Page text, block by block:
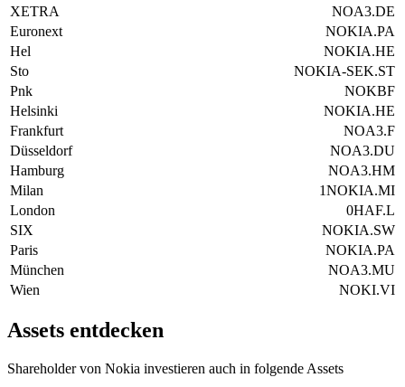
XETRA
NOA3.DE
Euronext
NOKIA.PA
Hel
NOKIA.HE
Sto
NOKIA-SEK.ST
Pnk
NOKBF
Helsinki
NOKIA.HE
Frankfurt
NOA3.F
Düsseldorf
NOA3.DU
Hamburg
NOA3.HM
Milan
1NOKIA.MI
London
0HAF.L
SIX
NOKIA.SW
Paris
NOKIA.PA
München
NOA3.MU
Wien
NOKI.VI
Assets entdecken
Shareholder von Nokia investieren auch in folgende Assets